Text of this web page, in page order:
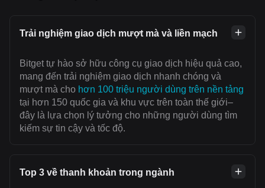
Trải nghiệm giao dịch mượt mà và liền mạch
Bitget tự hào sở hữu công cụ giao dịch hiệu quả cao,
mang đến trải nghiệm giao dịch nhanh chóng và
mượt mà cho hơn 100 triệu người dùng trên nền tảng
tại hơn 150 quốc gia và khu vực trên toàn thế giới–
đây là lựa chọn lý tưởng cho những người dùng tìm
kiếm sự tin cậy và tốc độ.
Top 3 về thanh khoản trong ngành